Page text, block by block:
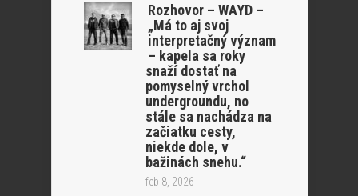
Rozhovor – WAYD –
„Má to aj svoj
interpretačný význam
– kapela sa roky
snaží dostať na
pomyselný vrchol
undergroundu, no
stále sa nachádza na
začiatku cesty,
niekde dole, v
bažinách snehu.“
feb 8, 2026